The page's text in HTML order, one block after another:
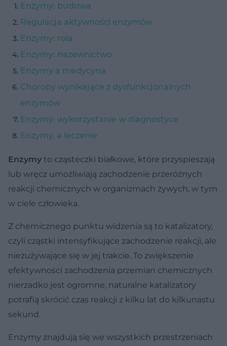
Enzymy: budowa
Regulacja aktywności enzymów
Enzymy: rola
Enzymy: nazewnictwo
Enzymy a medycyna
Choroby wynikające z dysfunkcjonalnych
enzymów
Enzymy: wykorzystanie w diagnostyce
Enzymy, a leczenie
Enzymy to cząsteczki białkowe, które przyspieszają
lub wręcz umożliwiają zachodzenie przeróżnych
reakcji chemicznych w organizmach żywych, w tym
w ciele człowieka.
Z chemicznego punktu widzenia są to katalizatory,
czyli cząstki intensyfikujące zachodzenie reakcji, ale
niezużywające się w jej trakcie. To zwiększenie
efektywności zachodzenia przemian chemicznych
nierzadko jest ogromne, naturalne katalizatory
potrafią skrócić czas reakcji z kilku lat do kilkunastu
sekund.
Enzymy znajdują się we wszystkich przestrzeniach